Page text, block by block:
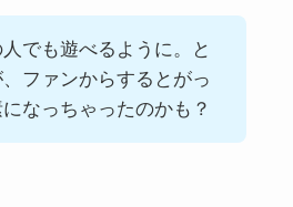
でも遊べるように。と
ファンからするとがっ
なっちゃったのかも？